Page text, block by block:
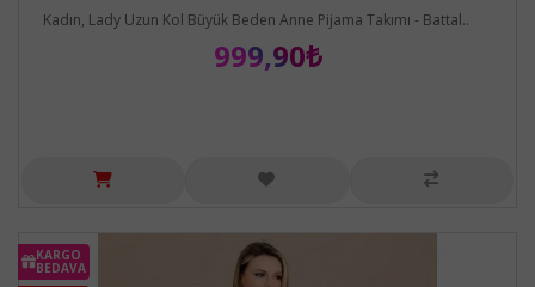
Kadın, Lady Uzun Kol Büyük Beden Anne Pijama Takımı - Battal..
999,90₺
KARGO
BEDAVA